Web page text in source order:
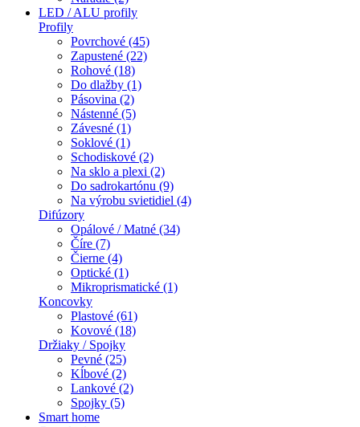
LED / ALU profily
Profily
Povrchové (45)
Zapustené (22)
Rohové (18)
Do dlažby (1)
Pásovina (2)
Nástenné (5)
Závesné (1)
Soklové (1)
Schodiskové (2)
Na sklo a plexi (2)
Do sadrokartónu (9)
Na výrobu svietidiel (4)
Difúzory
Opálové / Matné (34)
Číre (7)
Čierne (4)
Optické (1)
Mikroprismatické (1)
Koncovky
Plastové (61)
Kovové (18)
Držiaky / Spojky
Pevné (25)
Kĺbové (2)
Lankové (2)
Spojky (5)
Smart home